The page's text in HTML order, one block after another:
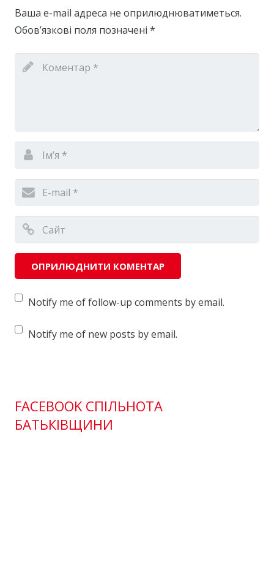
Ваша e-mail адреса не оприлюднюватиметься.
Обов’язкові поля позначені *
Notify me of follow-up comments by email.
Notify me of new posts by email.
FACEBOOK СПІЛЬНОТА
БАТЬКІВЩИНИ